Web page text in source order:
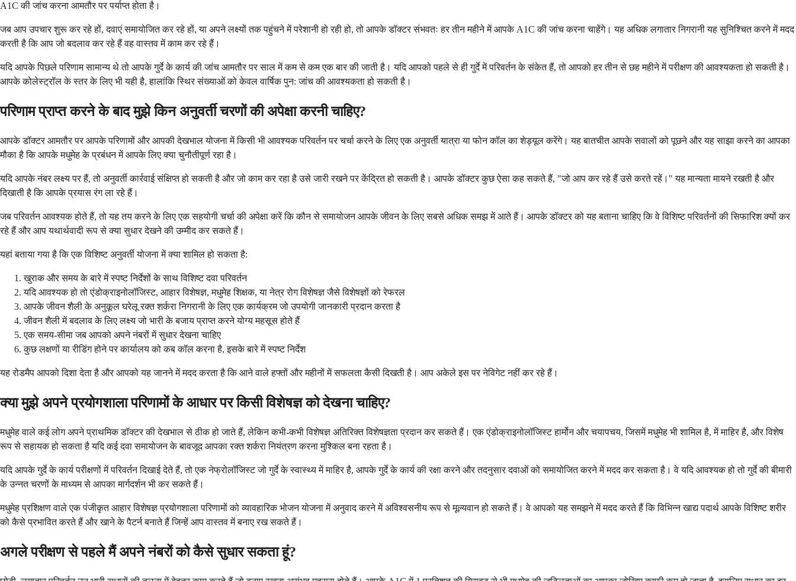
A1C की जांच करना आमतौर पर पर्याप्त होता है।
जब आप उपचार शुरू कर रहे हों, दवाएं समायोजित कर रहे हों, या अपने लक्ष्यों तक पहुंचने में परेशानी हो रही हो, तो आपके डॉक्टर संभवतः हर तीन महीने में आपके A1C की जांच करना चाहेंगे। यह अधिक लगातार निगरानी यह सुनिश्चित करने में मदद
करती है कि आप जो बदलाव कर रहे हैं वह वास्तव में काम कर रहे हैं।
यदि आपके पिछले परिणाम सामान्य थे तो आपके गुर्दे के कार्य की जांच आमतौर पर साल में कम से कम एक बार की जाती है। यदि आपको पहले से ही गुर्दे में परिवर्तन के संकेत हैं, तो आपको हर तीन से छह महीने में परीक्षण की आवश्यकता हो सकती है।
आपके कोलेस्ट्रॉल के स्तर के लिए भी यही है, हालांकि स्थिर संख्याओं को केवल वार्षिक पुन: जांच की आवश्यकता हो सकती है।
परिणाम प्राप्त करने के बाद मुझे किन अनुवर्ती चरणों की अपेक्षा करनी चाहिए?
आपके डॉक्टर आमतौर पर आपके परिणामों और आपकी देखभाल योजना में किसी भी आवश्यक परिवर्तन पर चर्चा करने के लिए एक अनुवर्ती यात्रा या फोन कॉल का शेड्यूल करेंगे। यह बातचीत आपके सवालों को पूछने और यह साझा करने का आपका
मौका है कि आपके मधुमेह के प्रबंधन में आपके लिए क्या चुनौतीपूर्ण रहा है।
यदि आपके नंबर लक्ष्य पर हैं, तो अनुवर्ती कार्रवाई संक्षिप्त हो सकती है और जो काम कर रहा है उसे जारी रखने पर केंद्रित हो सकती है। आपके डॉक्टर कुछ ऐसा कह सकते हैं, "जो आप कर रहे हैं उसे करते रहें।" यह मान्यता मायने रखती है और
दिखाती है कि आपके प्रयास रंग ला रहे हैं।
जब परिवर्तन आवश्यक होते हैं, तो यह तय करने के लिए एक सहयोगी चर्चा की अपेक्षा करें कि कौन से समायोजन आपके जीवन के लिए सबसे अधिक समझ में आते हैं। आपके डॉक्टर को यह बताना चाहिए कि वे विशिष्ट परिवर्तनों की सिफारिश क्यों कर
रहे हैं और आप यथार्थवादी रूप से क्या सुधार देखने की उम्मीद कर सकते हैं।
यहां बताया गया है कि एक विशिष्ट अनुवर्ती योजना में क्या शामिल हो सकता है:
खुराक और समय के बारे में स्पष्ट निर्देशों के साथ विशिष्ट दवा परिवर्तन
यदि आवश्यक हो तो एंडोक्राइनोलॉजिस्ट, आहार विशेषज्ञ, मधुमेह शिक्षक, या नेत्र रोग विशेषज्ञ जैसे विशेषज्ञों को रेफरल
आपके जीवन शैली के अनुकूल घरेलू रक्त शर्करा निगरानी के लिए एक कार्यक्रम जो उपयोगी जानकारी प्रदान करता है
जीवन शैली में बदलाव के लिए लक्ष्य जो भारी के बजाय प्राप्त करने योग्य महसूस होते हैं
एक समय-सीमा जब आपको अपने नंबरों में सुधार देखना चाहिए
कुछ लक्षणों या रीडिंग होने पर कार्यालय को कब कॉल करना है, इसके बारे में स्पष्ट निर्देश
यह रोडमैप आपको दिशा देता है और आपको यह जानने में मदद करता है कि आने वाले हफ्तों और महीनों में सफलता कैसी दिखती है। आप अकेले इस पर नेविगेट नहीं कर रहे हैं।
क्या मुझे अपने प्रयोगशाला परिणामों के आधार पर किसी विशेषज्ञ को देखना चाहिए?
मधुमेह वाले कई लोग अपने प्राथमिक डॉक्टर की देखभाल से ठीक हो जाते हैं, लेकिन कभी-कभी विशेषज्ञ अतिरिक्त विशेषज्ञता प्रदान कर सकते हैं। एक एंडोक्राइनोलॉजिस्ट हार्मोन और चयापचय, जिसमें मधुमेह भी शामिल है, में माहिर है, और विशेष
रूप से सहायक हो सकता है यदि कई दवा समायोजन के बावजूद आपका रक्त शर्करा नियंत्रण करना मुश्किल बना रहता है।
यदि आपके गुर्दे के कार्य परीक्षणों में परिवर्तन दिखाई देते हैं, तो एक नेफ्रोलॉजिस्ट जो गुर्दे के स्वास्थ्य में माहिर है, आपके गुर्दे के कार्य की रक्षा करने और तदनुसार दवाओं को समायोजित करने में मदद कर सकता है। वे यदि आवश्यक हो तो गुर्दे की बीमारी
के उन्नत चरणों के माध्यम से आपका मार्गदर्शन भी कर सकते हैं।
मधुमेह प्रशिक्षण वाले एक पंजीकृत आहार विशेषज्ञ प्रयोगशाला परिणामों को व्यावहारिक भोजन योजना में अनुवाद करने में अविश्वसनीय रूप से मूल्यवान हो सकते हैं। वे आपको यह समझने में मदद करते हैं कि विभिन्न खाद्य पदार्थ आपके विशिष्ट शरीर
को कैसे प्रभावित करते हैं और खाने के पैटर्न बनाते हैं जिन्हें आप वास्तव में बनाए रख सकते हैं।
अगले परीक्षण से पहले मैं अपने नंबरों को कैसे सुधार सकता हूं?